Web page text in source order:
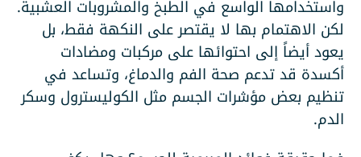
واستخدامها الواسع في الطبخ والمشروبات العشبية.
لكن الاهتمام بها لا يقتصر على النكهة فقط، بل
يعود أيضاً إلى احتوائها على مركبات ومضادات
أكسدة قد تدعم صحة الفم والدماغ، وتساعد في
تنظيم بعض مؤشرات الجسم مثل الكوليسترول وسكر
الدم.